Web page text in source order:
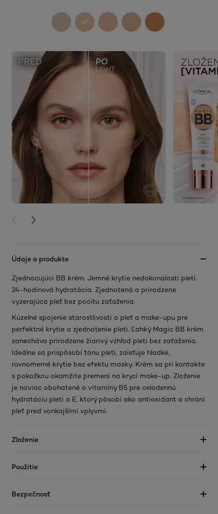
PREVIOUS CARD
NEXT CARD
Údaje o produkte
Zjednocujúci BB krém. Jemné krytie nedokonalostí pleti.
24-hodinová hydratácia. Zjednotená a prirodzene
vyzerajúca pleť bez pocitu zaťaženia.
Kúzelné spojenie starostlivosti o pleť a make-upu pre
perfektné krytie a zjednotenie pleti. Ľahký Magic BB krém
zanecháva prirodzene žiarivý vzhľad pleti bez zaťaženia.
Ideálne sa prispôsobí tónu pleti, zaisťuje hladké,
rovnomerné krytie bez efektu masky. Krém sa pri kontakte
s pokožkou okamžite premení na krycí make-up. Zloženie
je naviac obohatené o vitamíny B5 pre celodennú
hydratáciu pleti a E, ktorý pôsobí ako antioxidant a chrání
pleť pred vonkajšími vplyvmi.
Zloženie
Použitie
Bezpečnosť